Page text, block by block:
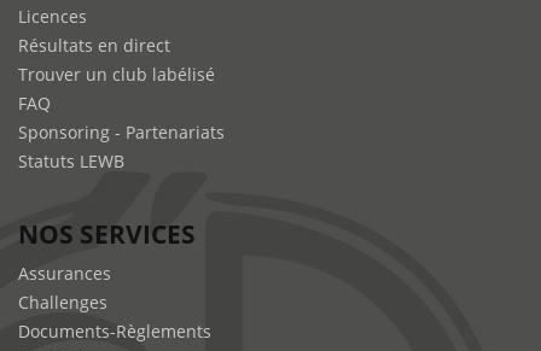
Licences
Résultats en direct
Trouver un club labélisé
FAQ
Sponsoring - Partenariats
Statuts LEWB
NOS SERVICES
Assurances
Challenges
Documents-Règlements